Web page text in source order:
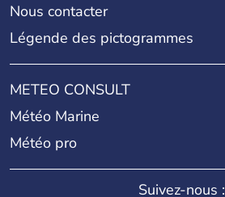
Nous contacter
Légende des pictogrammes
METEO CONSULT
Météo Marine
Météo pro
Suivez-nous :